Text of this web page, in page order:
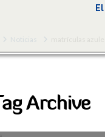
Noticias
Archive